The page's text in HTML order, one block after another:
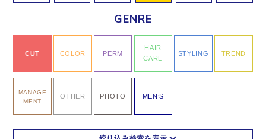
GENRE
CUT COLOR PERM
HAIR
CARE
STYLING TREND
MANAGE
MENT
OTHER PHOTO MEN’S